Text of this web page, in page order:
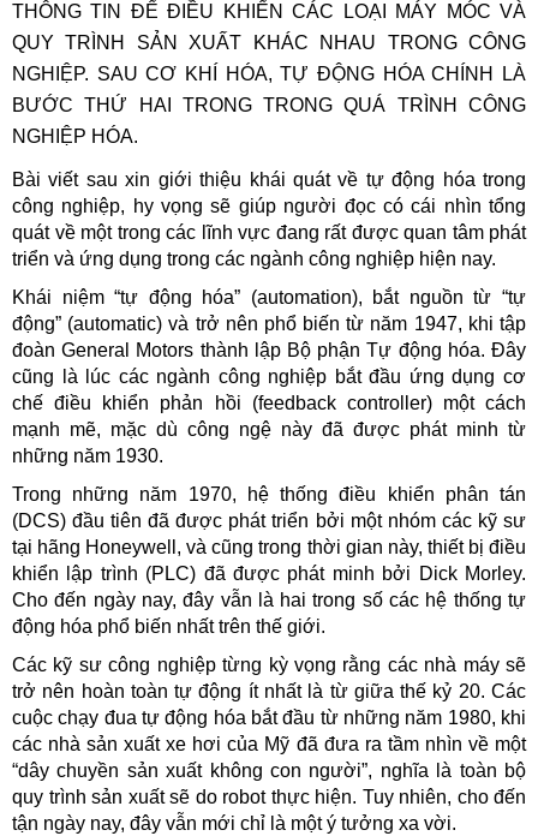
THÔNG TIN ĐỂ ĐIỀU KHIỂN CÁC LOẠI MÁY MÓC VÀ
QUY TRÌNH SẢN XUẤT KHÁC NHAU TRONG CÔNG
NGHIỆP. SAU CƠ KHÍ HÓA, TỰ ĐỘNG HÓA CHÍNH LÀ
BƯỚC THỨ HAI TRONG TRONG QUÁ TRÌNH CÔNG
NGHIỆP HÓA.
Bài viết sau xin giới thiệu khái quát về tự động hóa trong
công nghiệp, hy vọng sẽ giúp người đọc có cái nhìn tổng
quát về một trong các lĩnh vực đang rất được quan tâm phát
triển và ứng dụng trong các ngành công nghiệp hiện nay.
Khái niệm“tự động hóa” (automation), bắt nguồn từ “tự
động” (automatic) và trở nên phổ biến từ năm 1947, khi tập
đoàn General Motors thành lập Bộ phận Tự động hóa. Đây
cũng là lúc các ngành công nghiệp bắt đầu ứng dụng cơ
chế điều khiển phản hồi (feedback controller) một cách
mạnh mẽ, mặc dù công ngệ này đã được phát minh từ
những năm 1930.
Trong những năm 1970, hệ thống điều khiển phân tán
(DCS) đầu tiên đã được phát triển bởi một nhóm các kỹ sư
tại hãng Honeywell, và cũng trong thời gian này, thiết bị điều
khiển lập trình (PLC) đã được phát minh bởi Dick Morley.
Cho đến ngày nay, đây vẫn là hai trong số các hệ thống tự
động hóa phổ biến nhất trên thế giới.
Các kỹ sư công nghiệp từng kỳ vọng rằng các nhà máy sẽ
trở nên hoàn toàn tự động ít nhất là từ giữa thế kỷ 20. Các
cuộc chạy đua tự động hóa bắt đầu từ những năm 1980, khi
các nhà sản xuất xe hơi của Mỹ đã đưa ra tầm nhìn về một
“dây chuyền sản xuất không con người”, nghĩa là toàn bộ
quy trình sản xuất sẽ do robot thực hiện. Tuy nhiên, cho đến
tận ngày nay, đây vẫn mới chỉ là một ý tưởng xa vời.